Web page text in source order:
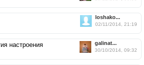
loshako...
02/11/2014, 21:19
galinat...
30/10/2014, 09:32
настроения